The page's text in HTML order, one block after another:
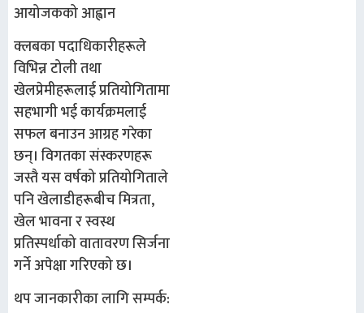
आयोजकको आह्वान
क्लबका पदाधिकारीहरूले
विभिन्न टोली तथा
खेलप्रेमीहरूलाई प्रतियोगितामा
सहभागी भई कार्यक्रमलाई
सफल बनाउन आग्रह गरेका
छन्। विगतका संस्करणहरू
जस्तै यस वर्षको प्रतियोगिताले
पनि खेलाडीहरूबीच मित्रता,
खेल भावना र स्वस्थ
प्रतिस्पर्धाको वातावरण सिर्जना
गर्ने अपेक्षा गरिएको छ।
थप जानकारीका लागि सम्पर्क: